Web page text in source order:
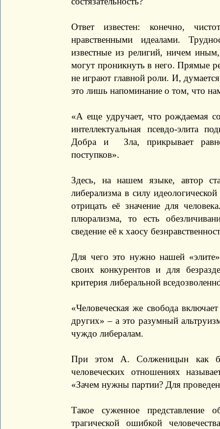
Ответ известен: конечно,
нравственными идеалами.
известные из религий, ничем
могут проникнуть в него. Прямые
не играют главной роли. И,
это лишь напоминание о том, что
«А еще удручает, что рождаемая
интеллектуальная псевдо-элита
Добра и Зла, прикрывает
поступков».
Здесь, на нашем языке, автор
либерализма в силу
отрицать её значение для
плюрализма, то есть
сведение её к хаосу
Для чего это нужно нашей
своих конкурентов и для
критерия либеральной
«Человеческая же свобода
других» – а это разумный
чуждо либералам.
При этом А. Солженицын как
человеческих отношениях
«Зачем нужны партии? Для
Такое суженное
трагической ошибкой